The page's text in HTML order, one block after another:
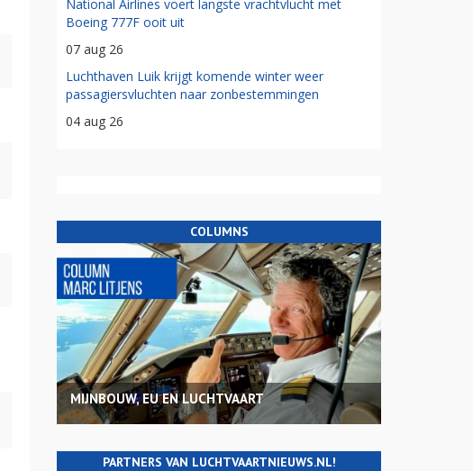
National Airlines voert langste vrachtvlucht met
Boeing 777F ooit uit
07 aug 26
Luchthaven Luik krijgt komende winter weer
passagiersvluchten naar zonbestemmingen
04 aug 26
COLUMNS
MIJNBOUW, EU EN LUCHTVAART
PARTNERS VAN LUCHTVAARTNIEUWS.NL!